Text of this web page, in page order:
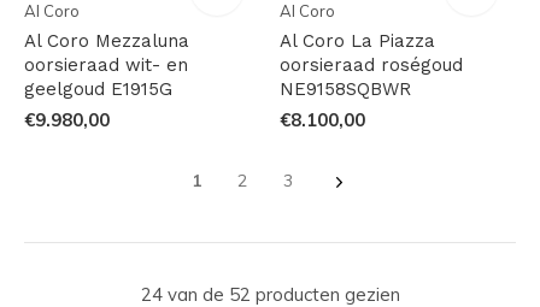
Al Coro
Al Coro Mezzaluna
oorsieraad wit- en
geelgoud E1915G
€9.980,00
Al Coro
Al Coro La Piazza
oorsieraad roségoud
NE9158SQBWR
€8.100,00
1 2 3
24 van de 52 producten gezien